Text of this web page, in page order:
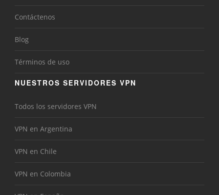
Contáctenos
Blog
Términos de uso
NUESTROS SERVIDORES VPN
Todos los servidores VPN
VPN en Argentina
VPN en Chile
VPN en Colombia